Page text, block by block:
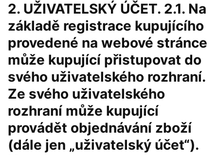
2. UŽIVATELSKÝ ÚČET. 2.1. Na
základě registrace kupujícího
provedené na webové stránce
může kupující přistupovat do
svého uživatelského rozhraní.
Ze svého uživatelského
rozhraní může kupující
provádět objednávání zboží
(dále jen „uživatelský účet“).